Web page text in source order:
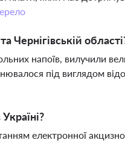
Чернігівській
напоїв, вилучили
під виглядом
електронної